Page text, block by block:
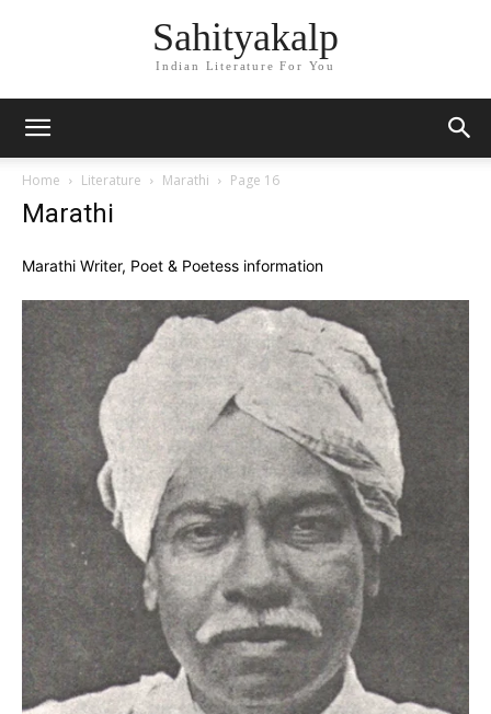
Sahityakalp
Indian Literature For You
Home Literature Marathi Page 16
Marathi
Marathi Writer, Poet & Poetess information